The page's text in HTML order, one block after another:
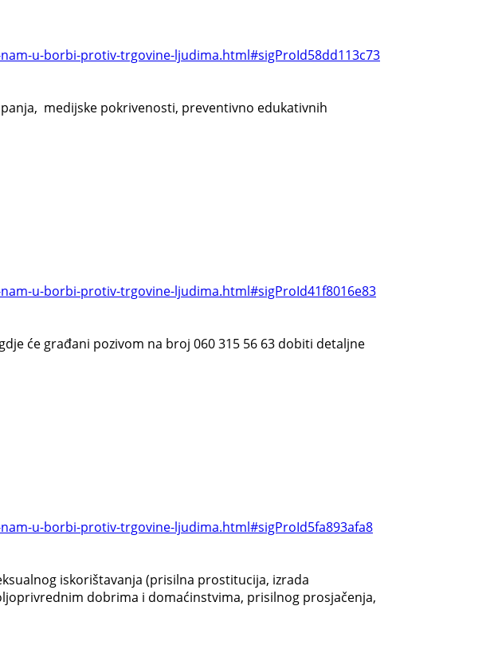
u-borbi-protiv-trgovine-ljudima.html#sigProId58dd113c73
medijske pokrivenosti, preventivno edukativnih
u-borbi-protiv-trgovine-ljudima.html#sigProId41f8016e83
će građani pozivom na broj 060 315 56 63 dobiti detaljne
u-borbi-protiv-trgovine-ljudima.html#sigProId5fa893afa8
iskorištavanja (prisilna prostitucija, izrada
dobrima i domaćinstvima, prisilnog prosjačenja,